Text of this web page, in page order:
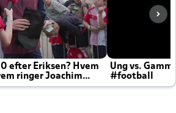
efter Eriksen? Hvem
ringer Joachim
Ung vs.
#football